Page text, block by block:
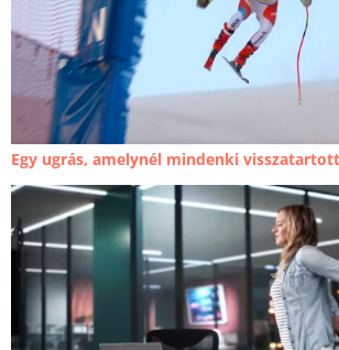
Egy ugrás, amelynél mindenki